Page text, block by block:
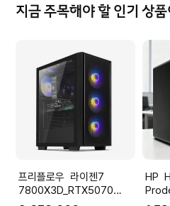
지금 주목해야 할 인기 상
프리플로우 라이젠7
7800X3D_RTX5070
HP HP 데스크탑 PC